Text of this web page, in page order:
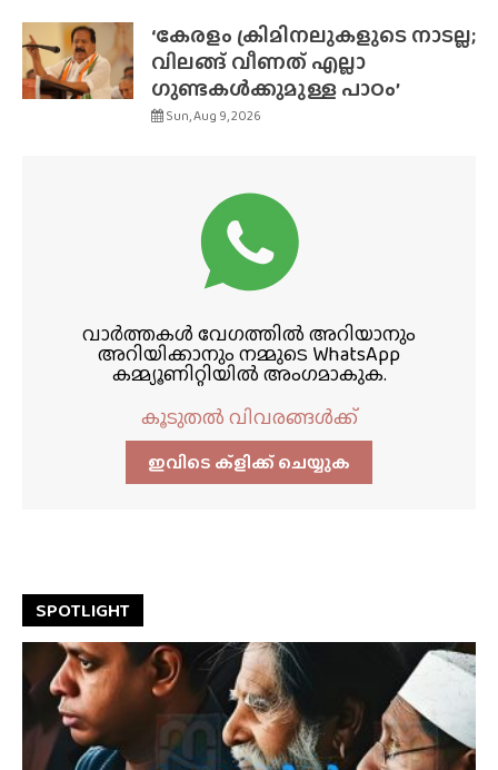
‘കേരളം ക്രിമിനലുകളുടെ നാടല്ല;
വിലങ്ങ് വീണത് എല്ലാ
ഗുണ്ടകൾക്കുമുള്ള പാഠം’
Sun, Aug 9, 2026
വാർത്തകൾ വേഗത്തിൽ അറിയാനും
അറിയിക്കാനും നമ്മുടെ WhatsApp
കമ്മ്യൂണിറ്റിയിൽ അംഗമാകുക.
കൂടുതൽ വിവരങ്ങൾക്ക്
ഇവിടെ ക്ളിക്ക്‌ ചെയ്യുക
SPOTLIGHT